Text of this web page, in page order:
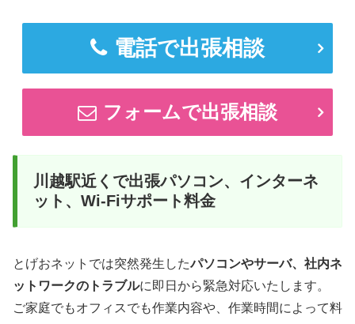
電話で出張相談
フォームで出張相談
川越駅近くで出張パソコン、インターネ
ット、Wi-Fiサポート料金
とげおネットでは突然発生したパソコンやサーバ、社内ネ
ットワークのトラブルに即日から緊急対応いたします。
ご家庭でもオフィスでも作業内容や、作業時間によって料